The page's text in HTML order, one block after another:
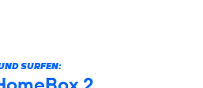
SURFEN: